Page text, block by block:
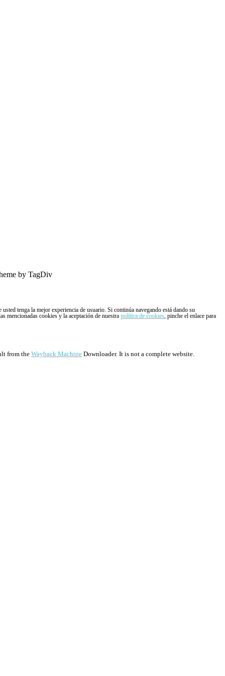
by TagDiv
tenga la mejor experiencia de usuario. Si continúa navegando está dando su
mencionadas cookies y la aceptación de nuestra política de cookies, pinche el enlace para
from the Wayback Machine Downloader. It is not a complete website.